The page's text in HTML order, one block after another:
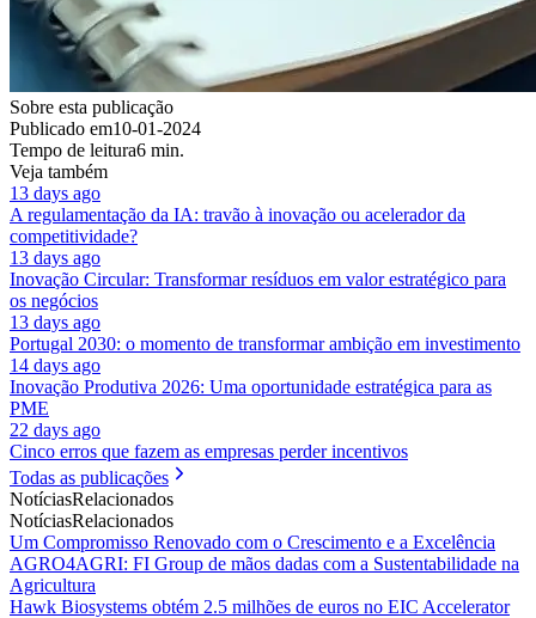
Sobre esta publicação
Publicado em10-01-2024
Tempo de leitura6 min.
Veja também
13 days ago
A regulamentação da IA: travão à inovação ou acelerador da
competitividade?
13 days ago
Inovação Circular: Transformar resíduos em valor estratégico para
os negócios
13 days ago
Portugal 2030: o momento de transformar ambição em investimento
14 days ago
Inovação Produtiva 2026: Uma oportunidade estratégica para as
PME
22 days ago
Cinco erros que fazem as empresas perder incentivos
Todas as publicações
NotíciasRelacionados
NotíciasRelacionados
Um Compromisso Renovado com o Crescimento e a Excelência
AGRO4AGRI: FI Group de mãos dadas com a Sustentabilidade na
Agricultura
Hawk Biosystems obtém 2.5 milhões de euros no EIC Accelerator